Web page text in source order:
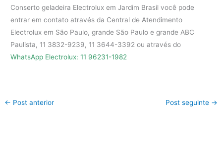
Conserto geladeira Electrolux em Jardim Brasil você pode
entrar em contato através da Central de Atendimento
Electrolux em São Paulo, grande São Paulo e grande ABC
Paulista, 11 3832-9239, 11 3644-3392 ou através do
WhatsApp Electrolux: 11 96231-1982
← Post anterior Post seguinte →